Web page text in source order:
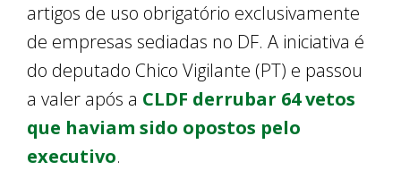
artigos de uso obrigatório exclusivamente
de empresas sediadas no DF. A iniciativa é
do deputado Chico Vigilante (PT) e passou
a valer após a CLDF derrubar 64 vetos
que haviam sido opostos pelo
executivo.